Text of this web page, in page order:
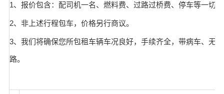
1、报价包含：配司机一名、燃料费、过路过桥费、停车等一切
2、非上述行程包车，价格另行商议。
3、我们将确保您所包租车辆车况良好，手续齐全，带病车、无
路。